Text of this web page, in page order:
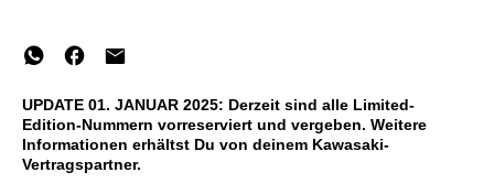
UPDATE 01. JANUAR 2025: Derzeit sind alle Limited-
Edition-Nummern vorreserviert und vergeben. Weitere
Informationen erhältst Du von deinem Kawasaki-
Vertragspartner.